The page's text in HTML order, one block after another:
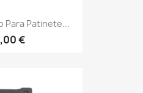
Para Patinete...
€